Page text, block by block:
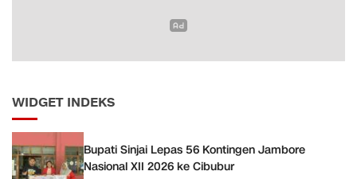
WIDGET INDEKS
Bupati Sinjai Lepas 56 Kontingen Jambore
Nasional XII 2026 ke Cibubur